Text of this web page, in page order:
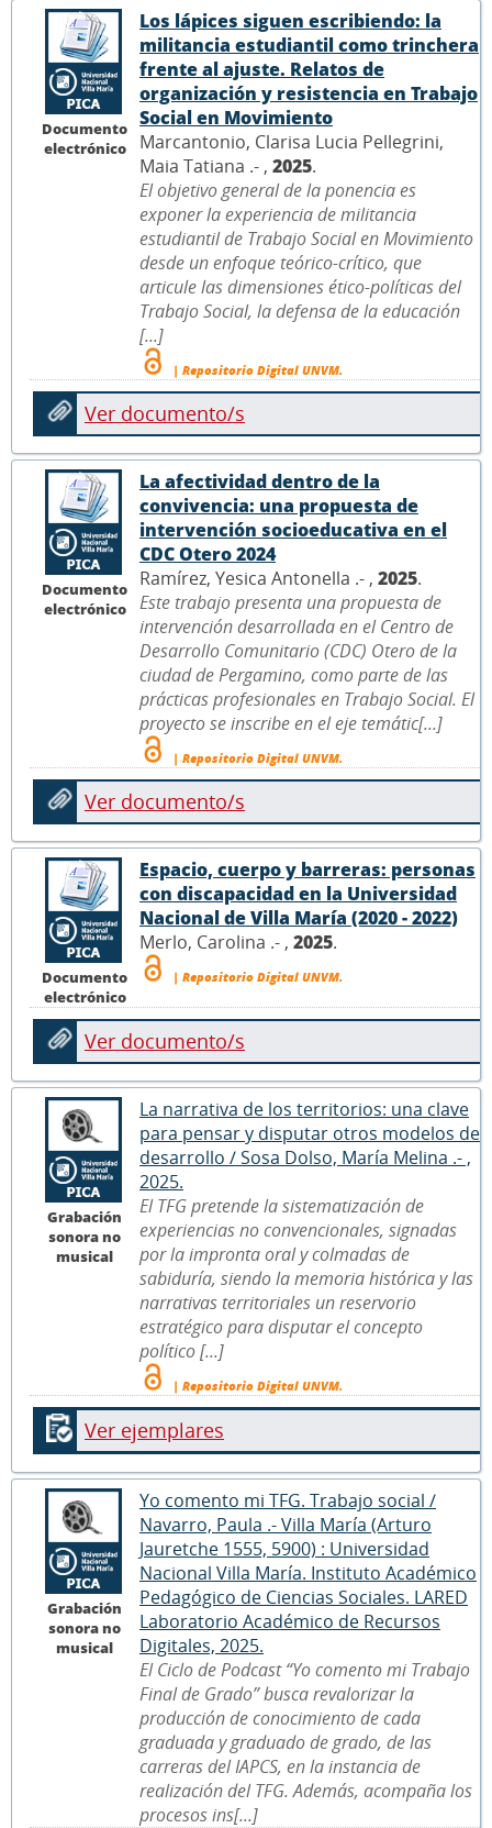
Documento
electrónico
Los lápices siguen escribiendo: la
militancia estudiantil como trinchera
frente al ajuste. Relatos de
organización y resistencia en Trabajo
Social en Movimiento
Marcantonio, Clarisa Lucia Pellegrini,
Maia Tatiana .- , 2025.
El objetivo general de la ponencia es
exponer la experiencia de militancia
estudiantil de Trabajo Social en Movimiento
desde un enfoque teórico-crítico, que
articule las dimensiones ético-políticas del
Trabajo Social, la defensa de la educación
[...]
| Repositorio Digital UNVM.
Ver documento/s
Documento
electrónico
La afectividad dentro de la
convivencia: una propuesta de
intervención socioeducativa en el
CDC Otero 2024
Ramírez, Yesica Antonella .- , 2025.
Este trabajo presenta una propuesta de
intervención desarrollada en el Centro de
Desarrollo Comunitario (CDC) Otero de la
ciudad de Pergamino, como parte de las
prácticas profesionales en Trabajo Social. El
proyecto se inscribe en el eje temátic[...]
| Repositorio Digital UNVM.
Ver documento/s
Documento
electrónico
Espacio, cuerpo y barreras: personas
con discapacidad en la Universidad
Nacional de Villa María (2020 - 2022)
Merlo, Carolina .- , 2025.
| Repositorio Digital UNVM.
Ver documento/s
Grabación
sonora no
musical
La narrativa de los territorios: una clave
para pensar y disputar otros modelos de
desarrollo / Sosa Dolso, María Melina .- ,
2025.
El TFG pretende la sistematización de
experiencias no convencionales, signadas
por la impronta oral y colmadas de
sabiduría, siendo la memoria histórica y las
narrativas territoriales un reservorio
estratégico para disputar el concepto
político [...]
| Repositorio Digital UNVM.
Ver ejemplares
Grabación
sonora no
musical
Yo comento mi TFG. Trabajo social /
Navarro, Paula .- Villa María (Arturo
Jauretche 1555, 5900) : Universidad
Nacional Villa María. Instituto Académico
Pedagógico de Ciencias Sociales. LARED
Laboratorio Académico de Recursos
Digitales, 2025.
El Ciclo de Podcast “Yo comento mi Trabajo
Final de Grado” busca revalorizar la
producción de conocimiento de cada
graduada y graduado de grado, de las
carreras del IAPCS, en la instancia de
realización del TFG. Además, acompaña los
procesos ins[...]